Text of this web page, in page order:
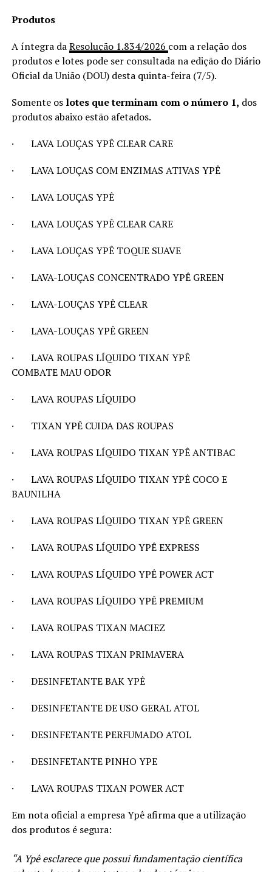
Produtos
A íntegra daResolução 1.834/2026 com a relação dos
produtos e lotes pode ser consultada na edição do Diário
Oficial da União (DOU) desta quinta-feira (7/5).
Somente os lotes que terminam com o número 1, dos
produtos abaixo estão afetados.
· LAVA LOUÇAS YPÊ CLEAR CARE
· LAVA LOUÇAS COM ENZIMAS ATIVAS YPÊ
· LAVA LOUÇAS YPÊ
· LAVA LOUÇAS YPÊ CLEAR CARE
· LAVA LOUÇAS YPÊ TOQUE SUAVE
· LAVA-LOUÇAS CONCENTRADO YPÊ GREEN
· LAVA-LOUÇAS YPÊ CLEAR
· LAVA-LOUÇAS YPÊ GREEN
· LAVA ROUPAS LÍQUIDO TIXAN YPÊ
COMBATE MAU ODOR
· LAVA ROUPAS LÍQUIDO
· TIXAN YPÊ CUIDA DAS ROUPAS
· LAVA ROUPAS LÍQUIDO TIXAN YPÊ ANTIBAC
· LAVA ROUPAS LÍQUIDO TIXAN YPÊ COCO E
BAUNILHA
· LAVA ROUPAS LÍQUIDO TIXAN YPÊ GREEN
· LAVA ROUPAS LÍQUIDO YPÊ EXPRESS
· LAVA ROUPAS LÍQUIDO YPÊ POWER ACT
· LAVA ROUPAS LÍQUIDO YPÊ PREMIUM
· LAVA ROUPAS TIXAN MACIEZ
· LAVA ROUPAS TIXAN PRIMAVERA
· DESINFETANTE BAK YPÊ
· DESINFETANTE DE USO GERAL ATOL
· DESINFETANTE PERFUMADO ATOL
· DESINFETANTE PINHO YPE
· LAVA ROUPAS TIXAN POWER ACT
Em nota oficial a empresa Ypê afirma que a utilização
dos produtos é segura:
“A Ypê esclarece que possui fundamentação científica